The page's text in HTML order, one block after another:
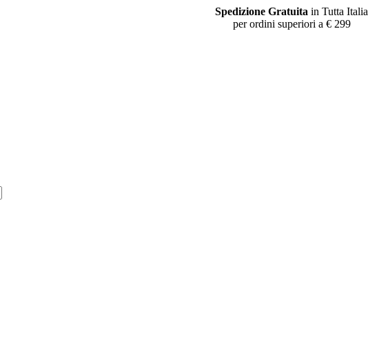
Spedizione Gratuita in Tutta Italia
per ordini superiori a € 299